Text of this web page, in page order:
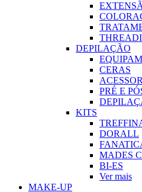
DEPILAÇÃO
CERAS
PRÉ E
KITS
DORALL
MADES
BI-ES
Ver mais
MAKE-UP